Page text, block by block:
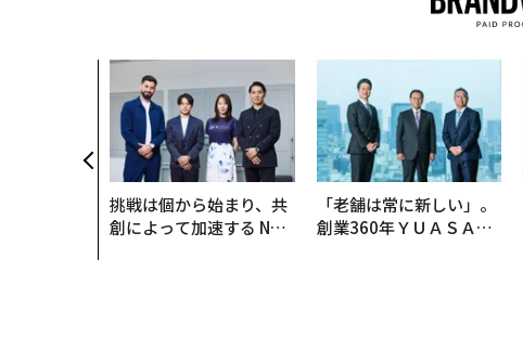
挑戦は個から始まり、共
創によって加速する NOR
「老舗は常に新しい」。
創業360年ＹＵＡＳＡと